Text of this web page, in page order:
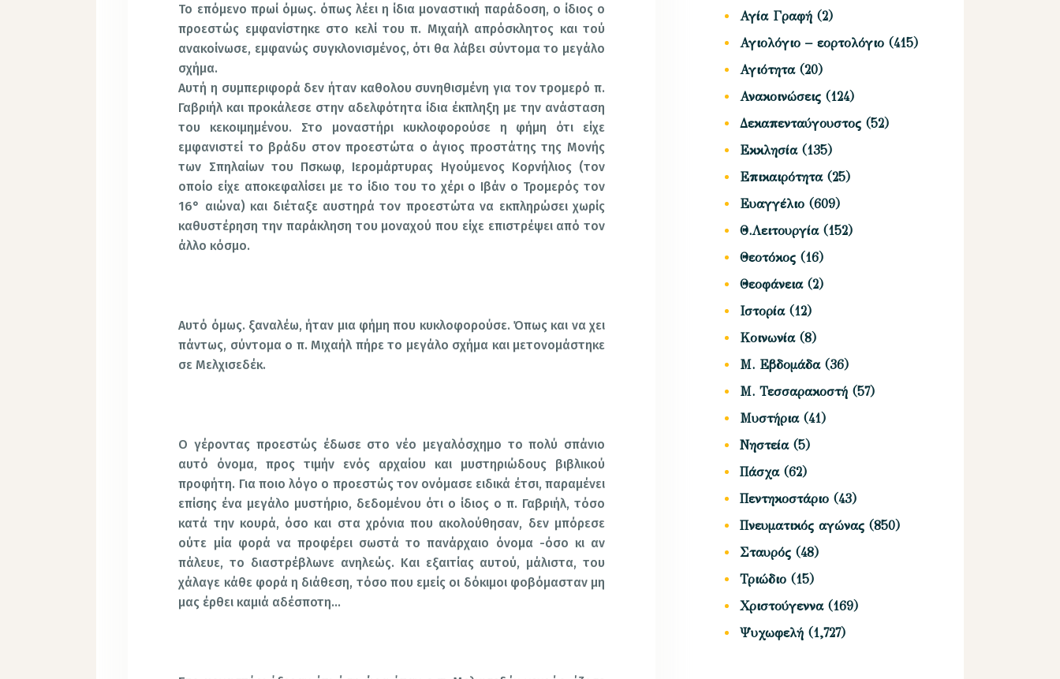
Το επόμενο πρωί όμως. όπως λέει η ίδια μοναστική παράδοση, ο ίδιος ο
προεστώς εμφανίστηκε στο κελί του π. Μιχαήλ απρόσκλητος και τού
ανακοίνωσε, εμφανώς συγκλονισμένος, ότι θα λάβει σύντομα το μεγάλο
σχήμα.
Αυτή η συμπεριφορά δεν ήταν καθoλου συνηθισμένη για τον τρομερό π.
Γαβριήλ και προκάλεσε στην αδελφότητα ίδια έκπληξη με την ανάσταση
του κεκοιμημένου. Στο μοναστήρι κυκλοφορούσε η φήμη ότι είχε
εμφανιστεί το βράδυ στον προεστώτα ο άγιος προστάτης της Μονής
των Σπηλαίων του Πσκωφ, Ιερομάρτυρας Ηγούμενος Κορνήλιος (τον
οποίο είχε αποκεφαλίσει με το ίδιο του το χέρι ο Ιβάν ο Τρομερός τον
16° αιώνα) και διέταξε αυστηρά τον προεστώτα να εκπληρώσει χωρίς
καθυστέρηση την παράκληση του μοναχού που είχε επιστρέψει από τον
άλλο κόσμο.
Αυτό όμως. ξαναλέω, ήταν μια φήμη που κυκλοφορούσε. Όπως και να χει
πάντως, σύντομα ο π. Μιχαήλ πήρε το μεγάλο σχήμα και μετονομάστηκε
σε Μελχισεδέκ.
Ο γέροντας προεστώς έδωσε στο νέο μεγαλόσχημο το πολύ σπάνιο
αυτό όνομα, προς τιμήν ενός αρχαίου και μυστηριώδους βιβλικού
προφήτη. Για ποιο λόγο ο προεστώς τον ονόμασε ειδικά έτσι, παραμένει
επίσης ένα μεγάλο μυστήριο, δεδομένου ότι ο ίδιος ο π. Γαβριήλ, τόσο
κατά την κουρά, όσο και στα χρόνια που ακολούθησαν, δεν μπόρεσε
ούτε μία φορά να προφέρει σωστά το πανάρχαιο όνομα -όσο κι αν
πάλευε, το διαστρέβλωνε ανηλεώς. Και εξαιτίας αυτού, μάλιστα, του
χάλαγε κάθε φορά η διάθεση, τόσο που εμείς οι δόκιμοι φοβόμασταν μη
μας έρθει καμιά αδέσποτη…
Αγία Γραφή (2)
Αγιολόγιο – εορτολόγιο (415)
Αγιότητα(20)
Ανακοινώσεις (124)
Δεκαπενταύγουστος (52)
Εκκλησία(135)
Επικαιρότητα(25)
Ευαγγέλιο (609)
Θ.Λειτουργία(152)
Θεοτόκος (16)
Θεοφάνεια(2)
Ιστορία(12)
Κοινωνία(8)
Μ. Εβδομάδα(36)
Μ. Τεσσαρακοστή (57)
Μυστήρια(41)
Νηστεία(5)
Πάσχα(62)
Πεντηκοστάριο (43)
Πνευματικός αγώνας (850)
Σταυρός (48)
Τριώδιο (15)
Χριστούγεννα(169)
Ψυχωφελή (1,727)